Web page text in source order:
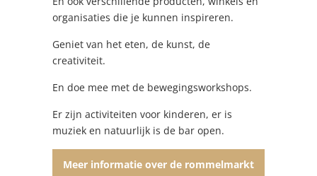
organisaties die je kunnen inspireren.
Geniet van het eten, de kunst, de
creativiteit.
En doe mee met de bewegingsworkshops.
Er zijn activiteiten voor kinderen, er is
muziek en natuurlijk is de bar open.
Meer informatie over de rommelmarkt